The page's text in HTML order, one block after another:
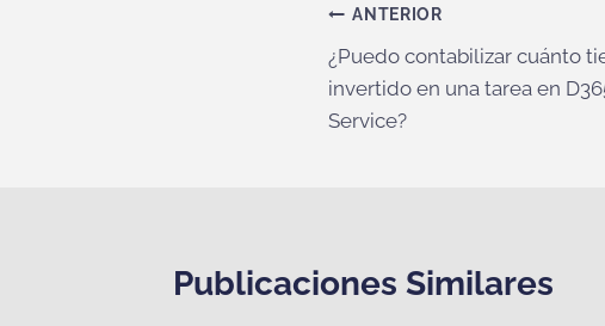
Navegación
de
entradas
ANTERIOR
¿Puedo contabilizar cuánto
invertido en una tarea en
Service?
Publicaciones Similares